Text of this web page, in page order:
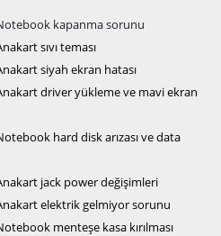
kapanma sorunu
sıvı teması
siyah ekran hatası
driver yükleme ve mavi ekran
hard disk arızası ve data
jack power değişimleri
elektrik gelmiyor sorunu
menteşe kasa kırılması